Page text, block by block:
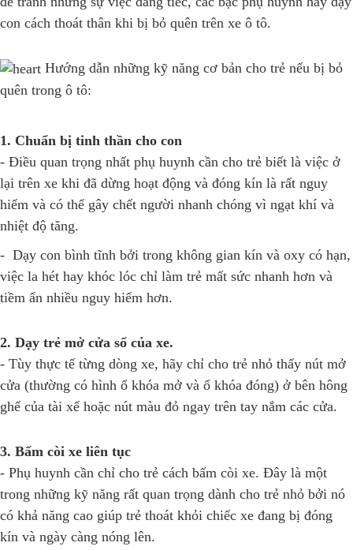
con cách thoát thân khi bị bỏ quên trên xe ô tô.
Hướng dẫn những kỹ năng cơ bản cho trẻ nếu bị bỏ
quên trong ô tô:
1. Chuẩn bị tinh thần cho con
- Điều quan trọng nhất phụ huynh cần cho trẻ biết là việc ở
lại trên xe khi đã dừng hoạt động và đóng kín là rất nguy
hiểm và có thể gây chết người nhanh chóng vì ngạt khí và
nhiệt độ tăng.
- Dạy con bình tĩnh bởi trong không gian kín và oxy có hạn,
việc la hét hay khóc lóc chỉ làm trẻ mất sức nhanh hơn và
tiềm ẩn nhiều nguy hiểm hơn.
2. Dạy trẻ mở cửa sổ của xe.
- Tùy thực tế từng dòng xe, hãy chỉ cho trẻ nhỏ thấy nút mở
cửa (thường có hình ổ khóa mở và ổ khóa đóng) ở bên hông
ghế của tài xế hoặc nút màu đỏ ngay trên tay nắm các cửa.
3. Bấm còi xe liên tục
- Phụ huynh cần chỉ cho trẻ cách bấm còi xe. Đây là một
trong những kỹ năng rất quan trọng dành cho trẻ nhỏ bởi nó
có khả năng cao giúp trẻ thoát khỏi chiếc xe đang bị đóng
kín và ngày càng nóng lên.